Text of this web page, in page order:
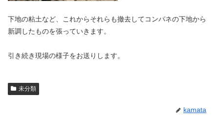
下地の粘土など、これからそれらも撤去してコンパネの下地から
新調したものを張っていきます。
引き続き現場の様子をお送りします。
未分類
kamata